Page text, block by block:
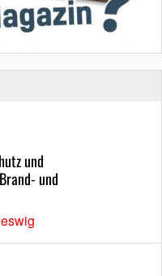
und
und